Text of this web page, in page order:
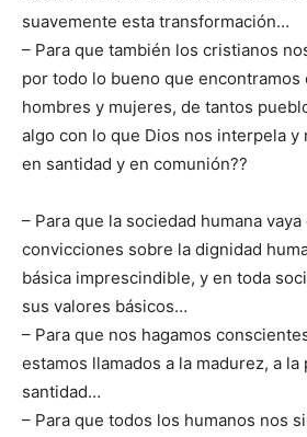
suavemente esta transformación…
– Para que también los cristianos
por todo lo bueno que encontramos
hombres y mujeres, de tantos
algo con lo que Dios nos interpela y
en santidad y en comunión??
– Para que la sociedad humana
convicciones sobre la dignidad
básica imprescindible, y en toda
sus valores básicos…
– Para que nos hagamos
estamos llamados a la madurez, a la
santidad…
– Para que todos los humanos nos